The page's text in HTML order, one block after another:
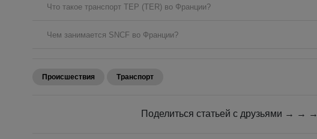
Что такое транспорт ТЕР (TER) во Франции?
Чем занимается SNCF во Франции?
Происшествия Транспорт
Поделиться статьей с друзьями → → →